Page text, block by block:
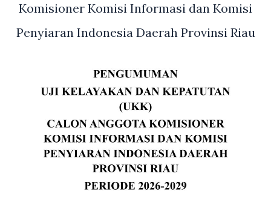
Komisioner Komisi Informasi dan Komisi
Penyiaran Indonesia Daerah Provinsi Riau